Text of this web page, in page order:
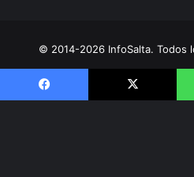
© 2014-2026 InfoSalta. Todos
3872288394 E-mail:
Facebook X